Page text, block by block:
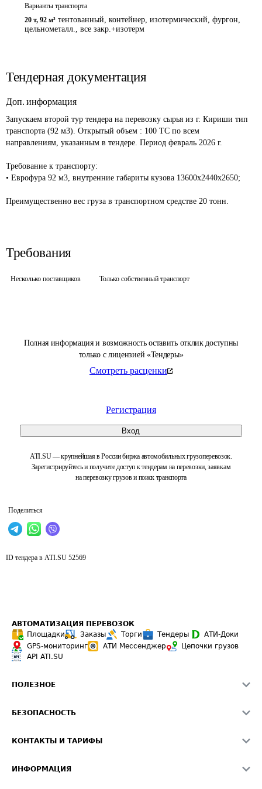
Полная информация и возможность оставить отклик доступны
только с лицензией «Тендеры»
Смотреть расценки
Регистрация
Вход
ATI.SU — крупнейшая в России биржа автомобильных грузоперевозок.
Зарегистрируйтесь и получите доступ к тендерам на перевозки, заявкам
на перевозку грузов и поиск транспорта
Поделиться
Варианты транспорта
20 т, 92 м³ тентованный, контейнер, изотермический, фургон,
цельнометалл., все закр.+изотерм
Тендерная документация
Доп. информация
Запускаем второй тур тендера на перевозку сырья из г. Кириши тип
транспорта (92 м3). Открытый объем : 100 ТС по всем
направлениям, указанным в тендере. Период февраль 2026 г.
Требование к транспорту:
• Еврофура 92 м3, внутренние габариты кузова 13600х2440х2650;
Требования
Несколько поставщиков Только собственный транспорт
ID тендера в ATI.SU 52569
АВТОМАТИЗАЦИЯ ПЕРЕВОЗОК
Площадки
Заказы Торги Тендеры
АТИ-Доки
GPS-мониторинг
АТИ Мессенджер
Цепочки грузов
API ATI.SU
ПОЛЕЗНОЕ
Звезды ATI.SU на вашем сайте
Средние ставки
БЕЗОПАСНОСТЬ
Светофор+
КОНТАКТЫ И ТАРИФЫ
ИНФОРМАЦИЯ